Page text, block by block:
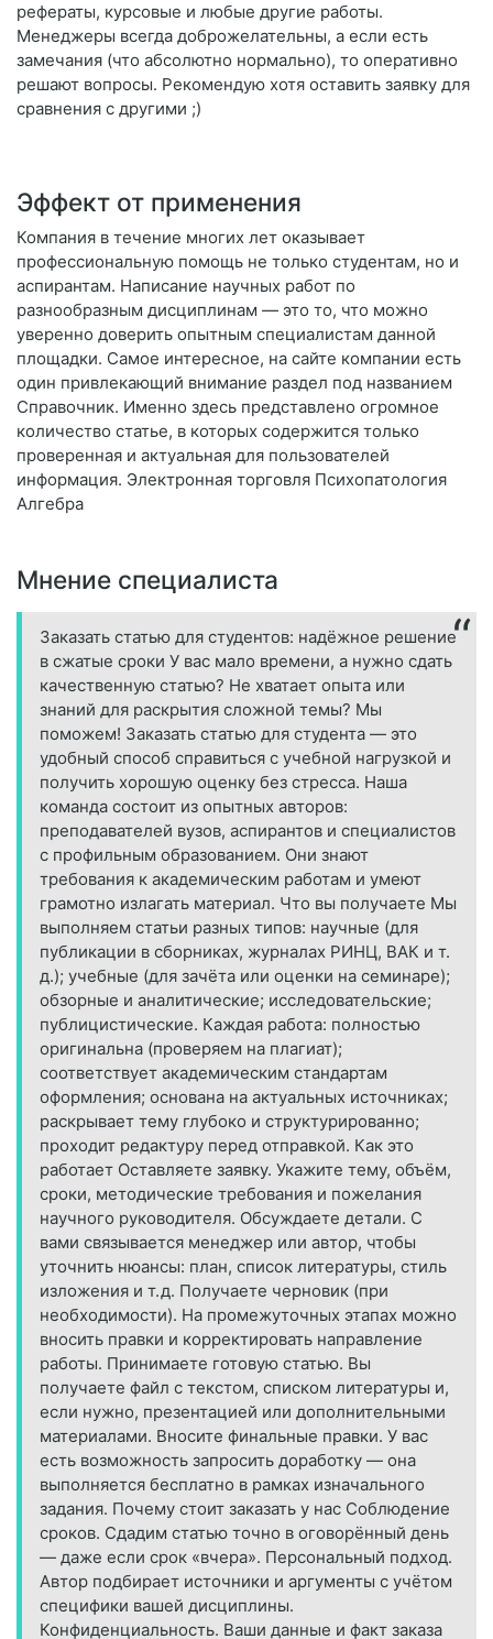
рефераты, курсовые и любые другие работы.
Менеджеры всегда доброжелательны, а если есть
замечания (что абсолютно нормально), то оперативно
решают вопросы. Рекомендую хотя оставить заявку для
сравнения с другими ;)
Эффект от применения
Компания в течение многих лет оказывает
профессиональную помощь не только студентам, но и
аспирантам. Написание научных работ по
разнообразным дисциплинам — это то, что можно
уверенно доверить опытным специалистам данной
площадки. Самое интересное, на сайте компании есть
один привлекающий внимание раздел под названием
Справочник. Именно здесь представлено огромное
количество статье, в которых содержится только
проверенная и актуальная для пользователей
информация. Электронная торговля Психопатология
Алгебра
Мнение специалиста
Заказать статью для студентов: надёжное решение
в сжатые сроки У вас мало времени, а нужно сдать
качественную статью? Не хватает опыта или
знаний для раскрытия сложной темы? Мы
поможем! Заказать статью для студента — это
удобный способ справиться с учебной нагрузкой и
получить хорошую оценку без стресса. Наша
команда состоит из опытных авторов:
преподавателей вузов, аспирантов и специалистов
с профильным образованием. Они знают
требования к академическим работам и умеют
грамотно излагать материал. Что вы получаете Мы
выполняем статьи разных типов: научные (для
публикации в сборниках, журналах РИНЦ, ВАК и т.
д.); учебные (для зачёта или оценки на семинаре);
обзорные и аналитические; исследовательские;
публицистические. Каждая работа: полностью
оригинальна (проверяем на плагиат);
соответствует академическим стандартам
оформления; основана на актуальных источниках;
раскрывает тему глубоко и структурированно;
проходит редактуру перед отправкой. Как это
работает Оставляете заявку. Укажите тему, объём,
сроки, методические требования и пожелания
научного руководителя. Обсуждаете детали. С
вами связывается менеджер или автор, чтобы
уточнить нюансы: план, список литературы, стиль
изложения и т. д. Получаете черновик (при
необходимости). На промежуточных этапах можно
вносить правки и корректировать направление
работы. Принимаете готовую статью. Вы
получаете файл с текстом, списком литературы и,
если нужно, презентацией или дополнительными
материалами. Вносите финальные правки. У вас
есть возможность запросить доработку — она
выполняется бесплатно в рамках изначального
задания. Почему стоит заказать у нас Соблюдение
сроков. Сдадим статью точно в оговорённый день
— даже если срок «вчера». Персональный подход.
Автор подбирает источники и аргументы с учётом
специфики вашей дисциплины.
Конфиденциальность. Ваши данные и факт заказа